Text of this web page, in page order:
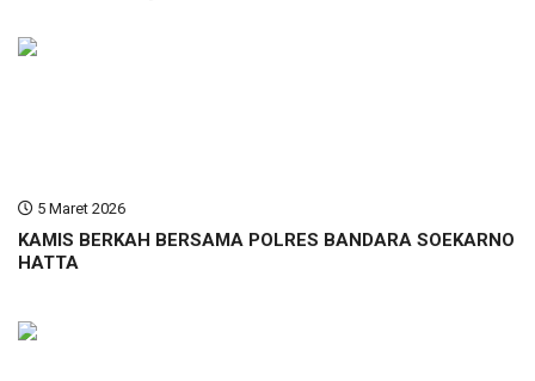
5 Maret 2026
KAMIS BERKAH BERSAMA POLRES BANDARA SOEKARNO
HATTA